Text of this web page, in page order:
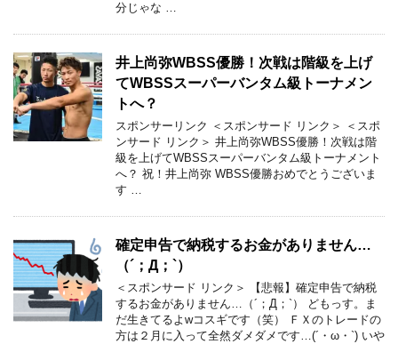
分じゃな …
井上尚弥WBSS優勝！次戦は階級を上げ
てWBSSスーパーバンタム級トーナメン
トへ？
スポンサーリンク ＜スポンサード リンク＞ ＜スポ
ンサード リンク＞ 井上尚弥WBSS優勝！次戦は階
級を上げてWBSSスーパーバンタム級トーナメント
へ？ 祝！井上尚弥 WBSS優勝おめでとうございま
す …
確定申告で納税するお金がありません…
（´；Д；`）
＜スポンサード リンク＞ 【悲報】確定申告で納税
するお金がありません…（´；Д；`） どもっす。ま
だ生きてるよwコスギです（笑） ＦＸのトレードの
方は２月に入って全然ダメダメです…(´・ω・`) いや